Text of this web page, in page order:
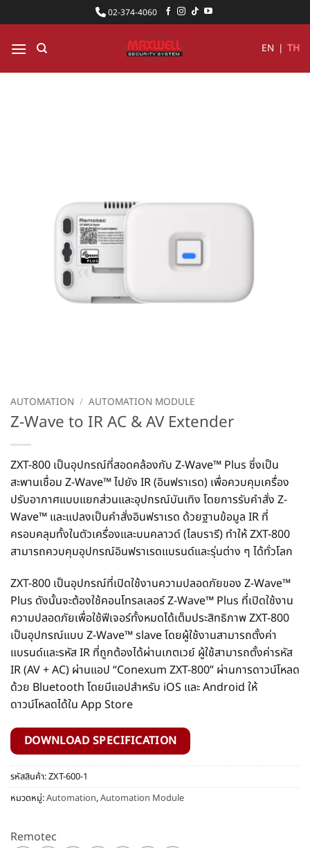
ไป
ยัง
เนื้อหา
02-374-4060
EN | TH
AUTOMATION / AUTOMATION MODULE
Z-Wave to IR AC & AV Extender
ZXT-800 เป็นอุปกรณ์ที่สอดคล้องกับ Z-Wave™ Plus ซึ่งเป็น
สะพานเชื่อม Z-Wave™ ไปยัง IR (อินฟราเรด) เพื่อควบคุมเครื่อง
ปรับอากาศแบบแยกส่วนและอุปกรณ์บันเทิง โดยการรับคำสั่ง Z-
Wave™ และแปลงเป็นคำสั่งอินฟราเรด ด้วยฐานข้อมูล IR ที่
ครอบคลุมทั้งในตัวเครื่องและบนคลาวด์ (ไลบรารี) ทำให้ ZXT-800
สามารถควบคุมอุปกรณ์อินฟราเรดแบรนด์และรุ่นต่าง ๆ ได้ทั่วโลก
ZXT-800 เป็นอุปกรณ์ที่เปิดใช้งานความปลอดภัยของ Z-Wave™
Plus ดังนั้นจะต้องใช้คอนโทรลเลอร์ Z-Wave™ Plus ที่เปิดใช้งาน
ความปลอดภัยเพื่อใช้ฟีเจอร์ทั้งหมดได้เต็มประสิทธิภาพ ZXT-800
เป็นอุปกรณ์แบบ Z-Wave™ slave โดยผู้ใช้งานสามารถตั้งค่า
แบรนด์และรหัส IR ที่ถูกต้องได้ผ่านเกตเวย์ ผู้ใช้สามารถตั้งค่ารหัส
IR (AV + AC) ผ่านแอป “Conexum ZXT-800” ผ่านการดาวน์โหลด
ด้วย Bluetooth โดยมีแอปสำหรับ iOS และ Android ให้
ดาวน์โหลดได้ใน App Store
DOWNLOAD SPECIFICATION
รหัสสินค้า:ZXT-600-1
หมวดหมู่:Automation,Automation Module
Remotec